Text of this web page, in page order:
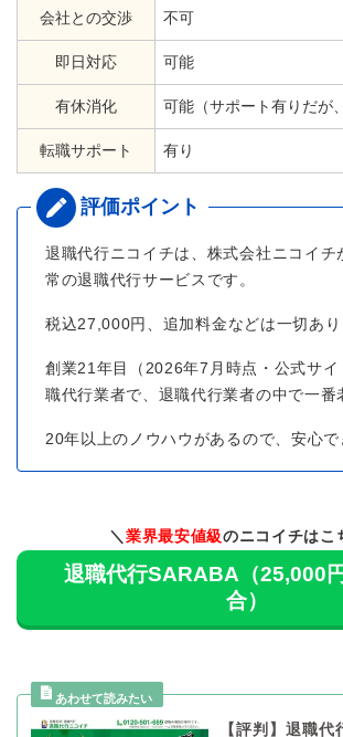
会社との交渉 不可
即日対応 可能
有休消化 可能（サポート有りだが
転職サポート 有り
退職代行ニコイチは、株式会社ニコイチ
常の退職代行サービスです。
税込27,000円、追加料金などは一切あり
創業21年目（2026年7月時点・公式サイ
職代行業者で、退職代行業者の中で一番
20年以上のノウハウがあるので、安心で
＼業界最安値級のニコイチはこ
退職代行SARABA（25,000
合）
【評判】退職